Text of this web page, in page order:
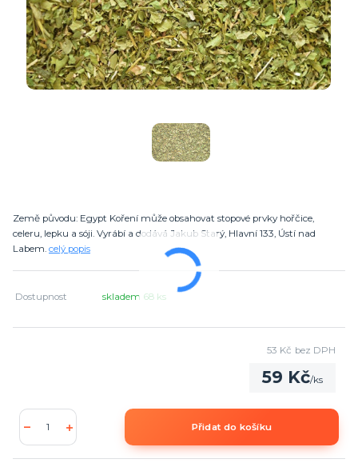
Země původu: Egypt Koření může obsahovat stopové prvky hořčice,
celeru, lepku a sóji. Vyrábí a dodává Jakub Starý, Hlavní 133, Ústí nad
Labem. celý popis
Dostupnost skladem 68 ks
59 Kč/ks
53 Kč bez DPH
Přidat do košíku